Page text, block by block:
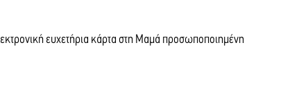
ευχετήρια κάρτα στη Μαμά προσωποποιημένη